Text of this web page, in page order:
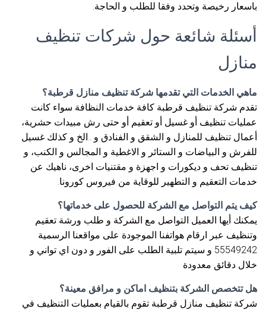
باسعار رخيصة وتحدد وفقا للطلب و الحاجة.
أسئلة شائعة حول شركات تنظيف
منازل
ماهي الخدمات التي تقدمها شركة تنظيف منازل قرطبة؟
تقدم شركة تنظيف قرطبة كافة خدمات النظافة سواء كانت
عمليات تنظيف أو غسيل أو تعقيم أو حتى رش مبيدات حشرية،
أعمال تنظيف للمنازل و الشقق و الفنادق و ..الخ و كذلك غسيل
للفرش و البياضات و الستائر و الاغطية و المجالس و الكنب، و
تنظيف تحف و ديكورات و اجهزة و مقتنيات اخرى، ناهيك عن
خدمات التعقيم و التطهير للوقاية من فيروس كورونا.
كيف يتم التواصل مع الشركة للحصول على خدماتها؟
يمكنك أيها العميل التواصل مع الشركة و طلب ورشة تعقيم
وتنظيف عبر ارقام هواتفنا الموجودة على مواقعنا الرسمية
55549242 و سيتم تلبية الطلب على الفور و دون اي تواني و
خلال دقائق معدودة
هل تتخصص الشركة بتنظيف اماكن و مرافق معينة؟
شركة تنظيف منازل قرطبة تقوم بالقيام بعمليات التنظيف في